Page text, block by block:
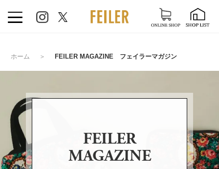
ホーム ＞ FEILER MAGAZINE フェイラーマガジン
FEILER
MAGAZINE